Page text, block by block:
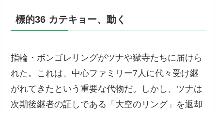
標的36 カテキョー、動く
指輪・ボンゴレリングがツナや獄寺たちに届けら
れた。これは、中心ファミリー7人に代々受け継
がれてきたという重要な代物だ。しかし、ツナは
次期後継者の証しである「大空のリング」を返却